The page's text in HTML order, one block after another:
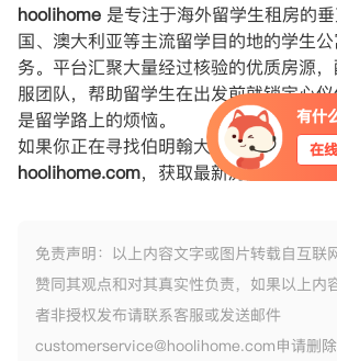
hoolihome 是专注于海外留学生租房的
国、澳大利亚等主流留学目的地的学生
务。平台汇聚大量经过核验的优质房源
服团队，帮助留学生在出发前就锁定心
是留学路上的烦恼。
如果你正在寻找伯明翰大学周边的学生
hoolihome.com，获取最新房源信息与
免责声明：以上内容文字或图片转载自互联
赞同其观点和对其真实性负责，如果以上内
者非授权发布请联系客服或发送邮件
customerservice@hoolihome.com申请删除
有什
在